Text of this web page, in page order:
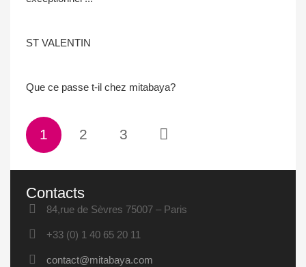
ST VALENTIN
Que ce passe t-il chez mitabaya?
1 2 3
Contacts
84,rue de Sèvres 75007 – Paris
+33 (0) 1 40 65 20 11
contact@mitabaya.com